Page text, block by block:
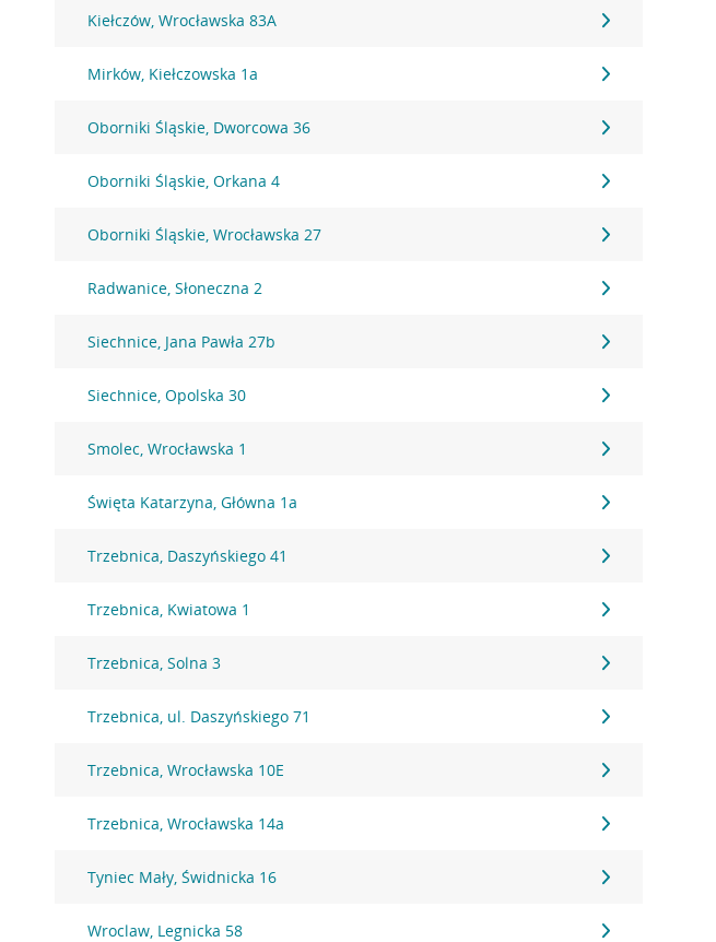
Kiełczów, Wrocławska 83A
Mirków, Kiełczowska 1a
Oborniki Śląskie, Dworcowa 36
Oborniki Śląskie, Orkana 4
Oborniki Śląskie, Wrocławska 27
Radwanice, Słoneczna 2
Siechnice, Jana Pawła 27b
Siechnice, Opolska 30
Smolec, Wrocławska 1
Święta Katarzyna, Główna 1a
Trzebnica, Daszyńskiego 41
Trzebnica, Kwiatowa 1
Trzebnica, Solna 3
Trzebnica, ul. Daszyńskiego 71
Trzebnica, Wrocławska 10E
Trzebnica, Wrocławska 14a
Tyniec Mały, Świdnicka 16
Wroclaw, Legnicka 58